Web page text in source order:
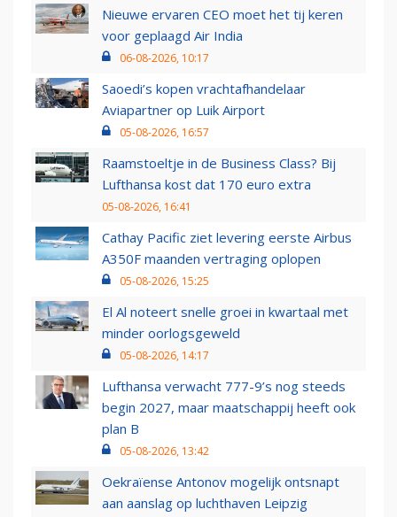
Nieuwe ervaren CEO moet het tij keren
voor geplaagd Air India
06-08-2026, 10:17
Saoedi’s kopen vrachtafhandelaar
Aviapartner op Luik Airport
05-08-2026, 16:57
Raamstoeltje in de Business Class? Bij
Lufthansa kost dat 170 euro extra
05-08-2026, 16:41
Cathay Pacific ziet levering eerste Airbus
A350F maanden vertraging oplopen
05-08-2026, 15:25
El Al noteert snelle groei in kwartaal met
minder oorlogsgeweld
05-08-2026, 14:17
Lufthansa verwacht 777-9’s nog steeds
begin 2027, maar maatschappij heeft ook
plan B
05-08-2026, 13:42
Oekraïense Antonov mogelijk ontsnapt
aan aanslag op luchthaven Leipzig